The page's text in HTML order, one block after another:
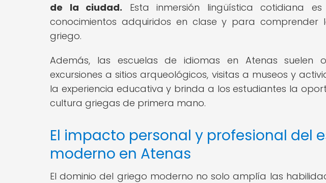
de la ciudad. Esta inmersión lingüística cotidiana
conocimientos adquiridos en clase y para
griego.
Además, las escuelas de idiomas en Atenas suelen
excursiones a sitios arqueológicos, visitas a museos y
la experiencia educativa y brinda a los estudiantes la
cultura griegas de primera mano.
El impacto personal y profesional del
moderno en Atenas
El dominio del griego moderno no solo amplía las